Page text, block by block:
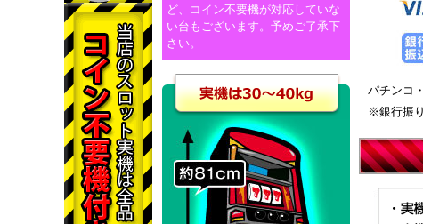
ど、コイン不要機が対応していな
い台もございます。予めご了承下
さい。
パチンコ
※銀行振